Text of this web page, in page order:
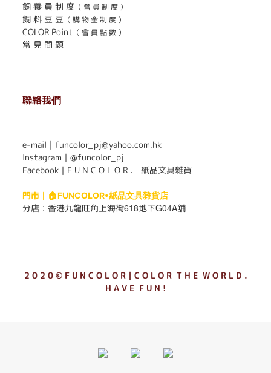
飼 養 員 制 度 （ 會 員 制 度 ）
飼 料 豆 豆 （ 購 物 金 制 度 ）
COLOR Point （ 會 員 點 數 ）
常 見 問 題
聯絡我們
e-mail｜funcolor_pj@yahoo.com.hk
Instagram｜ @funcolor_pj
Facebook｜ F U N C O L O R ． 紙品文具雜貨
門市｜ 🏠FUNCOLOR•紙品文具雜貨店
分店： 香港九龍旺角上海街618地下G04A舖
2 0 2 0 © F U N C O L O R｜C O L O R T H E W O R L D .
H A V E F U N !